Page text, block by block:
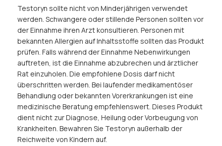
Testoryn sollte nicht von Minderjährigen verwendet
werden. Schwangere oder stillende Personen sollten vor
der Einnahme ihren Arzt konsultieren. Personen mit
bekannten Allergien auf Inhaltsstoffe sollten das Produkt
prüfen. Falls während der Einnahme Nebenwirkungen
auftreten, ist die Einnahme abzubrechen und ärztlicher
Rat einzuholen. Die empfohlene Dosis darf nicht
überschritten werden. Bei laufender medikamentöser
Behandlung oder bekannten Vorerkrankungen ist eine
medizinische Beratung empfehlenswert. Dieses Produkt
dient nicht zur Diagnose, Heilung oder Vorbeugung von
Krankheiten. Bewahren Sie Testoryn außerhalb der
Reichweite von Kindern auf.